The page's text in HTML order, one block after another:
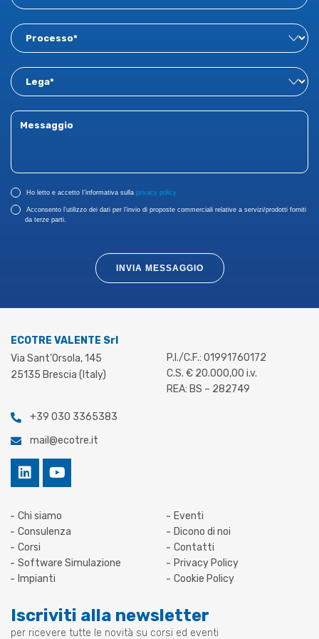
Ho letto e accetto I'informativa sulla privacy policy
Acconsento l’utilizzo dei dati per l’invio di proposte commerciali relative a servizi/prodotti forniti
da terze parti.
INVIA MESSAGGIO
ECOTRE VALENTE Srl
Via Sant’Orsola, 145
25135 Brescia (Italy)
+39 030 3365383
mail@ecotre.it
P.I./C.F.: 01991760172
C.S. € 20.000,00 i.v.
REA: BS – 282749
Chi siamo
Consulenza
Corsi
Software Simulazione
Impianti
Eventi
Dicono di noi
Contatti
Privacy Policy
Cookie Policy
Iscriviti alla newsletter
per ricevere tutte le novità su corsi ed eventi